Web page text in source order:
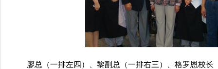
廖总（一排左四）、黎副总（一排右三）、格罗恩校